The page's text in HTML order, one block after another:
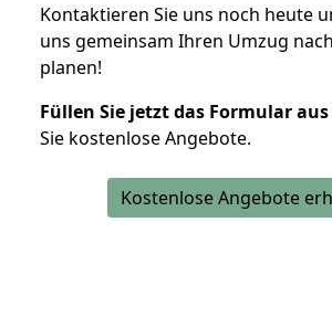
Kontaktieren Sie uns noch heute
uns gemeinsam Ihren Umzug
planen!
Füllen Sie jetzt das Formular aus
Sie kostenlose Angebote.
Kostenlose Angebote